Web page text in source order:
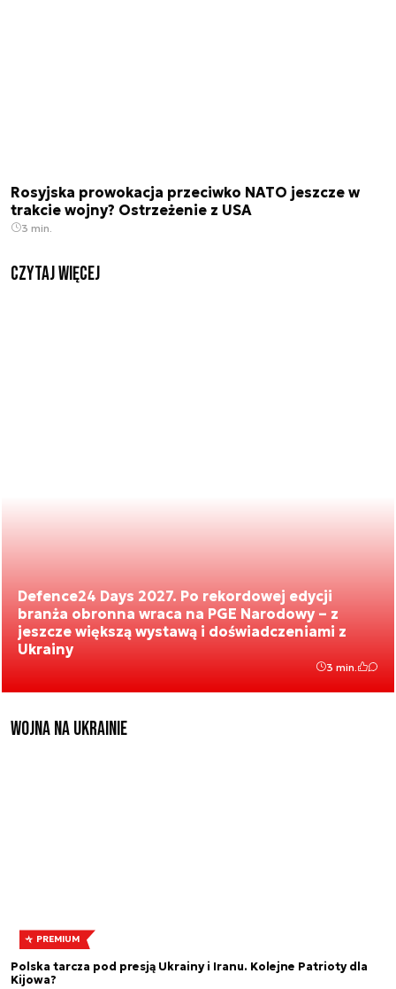
Rosyjska prowokacja przeciwko NATO jeszcze w
trakcie wojny? Ostrzeżenie z USA
3 min.
czytaj więcej
Defence24 Days 2027. Po rekordowej edycji
branża obronna wraca na PGE Narodowy – z
jeszcze większą wystawą i doświadczeniami z
Ukrainy
3 min.
Wojna na Ukrainie
PREMIUM
Polska tarcza pod presją Ukrainy i Iranu. Kolejne Patrioty dla
Kijowa?